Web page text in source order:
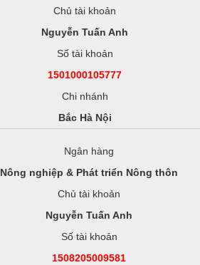
Chủ tài khoản
Nguyễn Tuấn Anh
Số tài khoản
1501000105777
Chi nhánh
Bắc Hà Nội
Ngân hàng
Nông nghiệp & Phát triển Nông thôn
Chủ tài khoản
Nguyễn Tuấn Anh
Số tài khoản
1508205009581